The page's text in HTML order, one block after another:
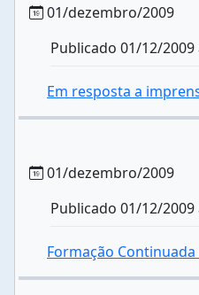
01/dezembro/2009
Publicado 01/12/
Em resposta a
01/dezembro/2009
Publicado 01/12/
Formação